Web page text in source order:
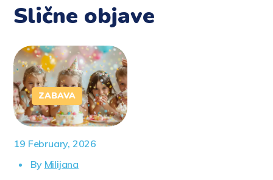
Slične objave
ZABAVA
19 February, 2026
By Milijana